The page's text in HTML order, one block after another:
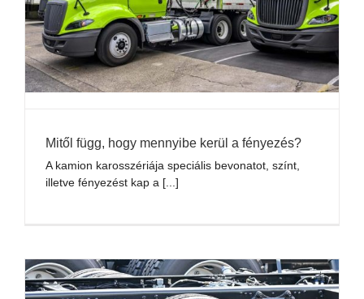
Mitől függ, hogy mennyibe kerül a fényezés?
A kamion karosszériája speciális bevonatot, színt,
illetve fényezést kap a [...]